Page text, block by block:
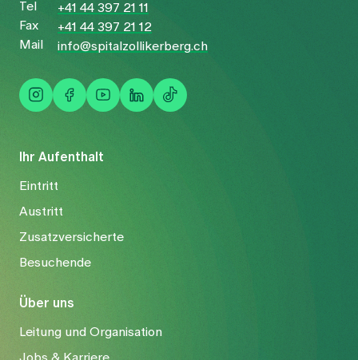
Ihr Aufenthalt
Eintritt
Austritt
Zusatzversicherte
Besuchende
Über uns
Leitung und Organisation
Jobs & Karriere
Tel
+41 44 397 21 11
Fax
+41 44 397 21 12
Mail
info@spitalzollikerberg.ch